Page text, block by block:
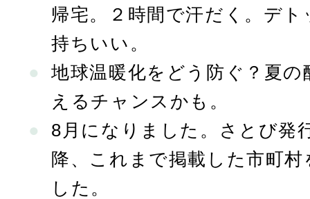
帰宅。２時間で汗だく。デ
持ちいい。
地球温暖化をどう防ぐ？夏
えるチャンスかも。
8月になりました。さとび発
降、これまで掲載した市町
した。